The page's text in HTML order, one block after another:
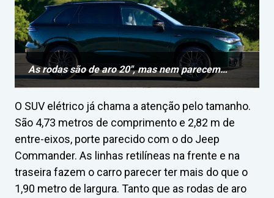
As rodas são de aro 20″, mas nem parecem…
O SUV elétrico já chama a atenção pelo tamanho.
São 4,73 metros de comprimento e 2,82 m de
entre-eixos, porte parecido com o do Jeep
Commander. As linhas retilíneas na frente e na
traseira fazem o carro parecer ter mais do que o
1,90 metro de largura. Tanto que as rodas de aro